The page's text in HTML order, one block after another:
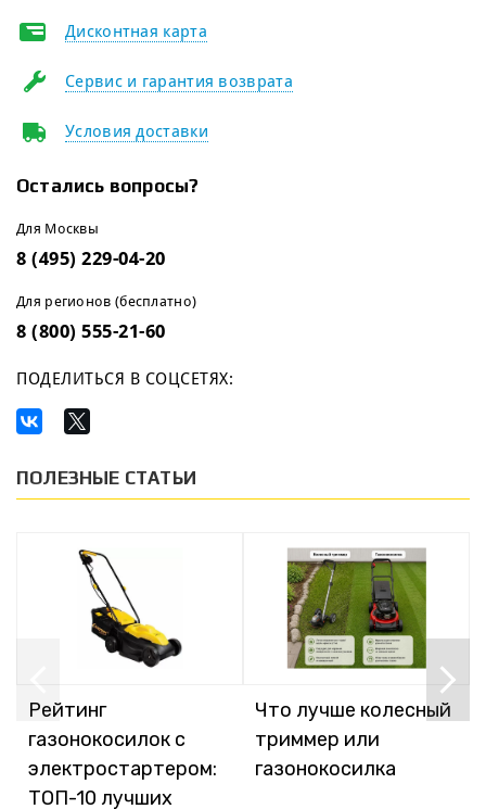
Дисконтная карта
Сервис и гарантия возврата
Условия доставки
Остались вопросы?
Для Москвы
8 (495) 229-04-20
Для регионов (бесплатно)
8 (800) 555-21-60
ПОДЕЛИТЬСЯ В СОЦСЕТЯХ:
ПОЛЕЗНЫЕ СТАТЬИ
Рейтинг
газонокосилок с
электростартером:
ТОП-10 лучших
Что лучше колесный
триммер или
газонокосилка